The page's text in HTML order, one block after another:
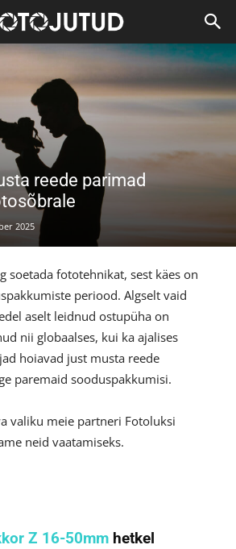
reede parimad
2025
soetada fototehnikat, sest käes on
periood. Algselt vaid
aselt leidnud ostupüha on
nii globaalses, kui ka ajalises
hoiavad just musta reede
paremaid sooduspakkumisi.
valiku meie partneri Fotoluksi
neid vaatamiseks.
Z 16-50mm hetkel